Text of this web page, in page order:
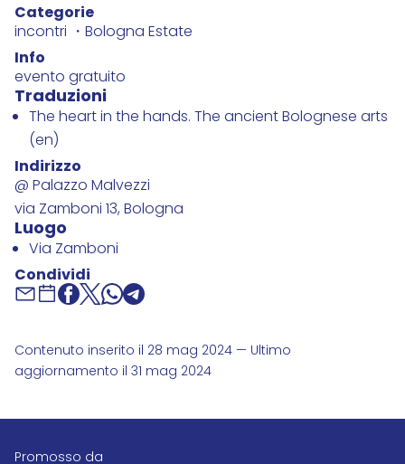
Categorie
incontri Bologna Estate
Info
evento gratuito
Traduzioni
The heart in the hands. The ancient Bolognese arts
(en)
Indirizzo
@ Palazzo Malvezzi
via Zamboni 13, Bologna
Luogo
Via Zamboni
Condividi
Contenuto inserito il 28 mag 2024 — Ultimo
aggiornamento il 31 mag 2024
promosso da